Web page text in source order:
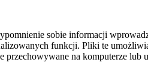
sobie informacji
funkcji. Pliki te
przechowywane na komputerze lub